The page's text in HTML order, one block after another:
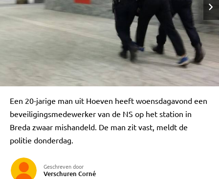
Een 20-jarige man uit Hoeven heeft woensdagavond een
beveiligingsmedewerker van de NS op het station in
Breda zwaar mishandeld. De man zit vast, meldt de
politie donderdag.
Geschreven door
Verschuren Corné